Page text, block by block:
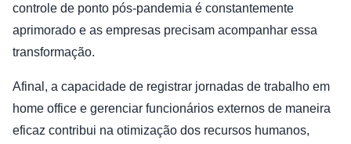
controle de ponto pós-pandemia é constantemente
aprimorado e as empresas precisam acompanhar essa
transformação.
Afinal, a capacidade de registrar jornadas de trabalho em
home office e gerenciar funcionários externos de maneira
eficaz contribui na otimização dos recursos humanos,